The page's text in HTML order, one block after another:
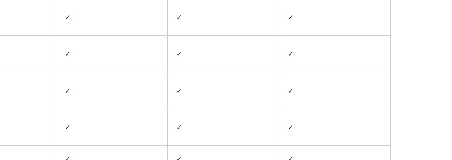
✓ ✓ ✓
✓ ✓ ✓
✓ ✓ ✓
✓ ✓ ✓